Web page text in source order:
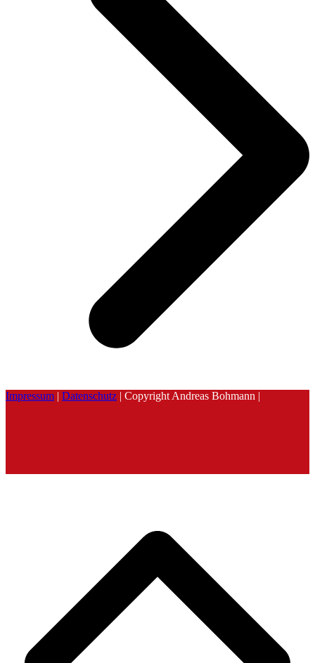
Impressum | Datenschutz | Copyright Andreas Bohmann |